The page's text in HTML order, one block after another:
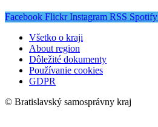
Facebook Flickr Instagram RSS Spotify
Všetko o kraji
About region
Dôležité dokumenty
Používanie cookies
GDPR
© Bratislavský samosprávny kraj